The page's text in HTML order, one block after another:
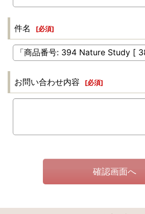
件名 [必須]
お問い合わせ内容 [必須]
確認画面へ